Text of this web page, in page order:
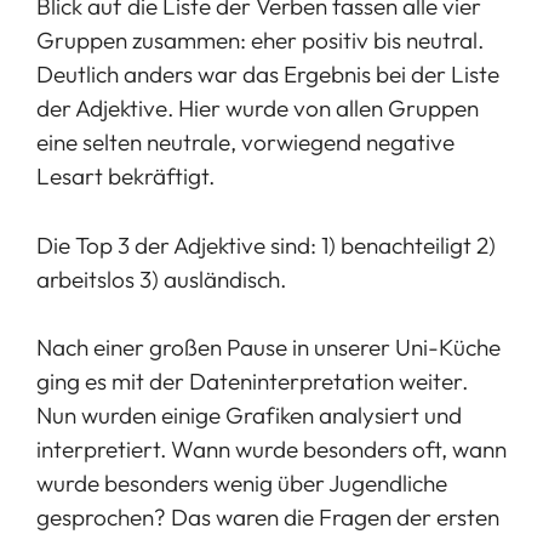
Blick auf die Liste der Verben fassen alle vier
Gruppen zusammen: eher positiv bis neutral.
Deutlich anders war das Ergebnis bei der Liste
der Adjektive. Hier wurde von allen Gruppen
eine selten neutrale, vorwiegend negative
Lesart bekräftigt.
Die Top 3 der Adjektive sind: 1) benachteiligt 2)
arbeitslos 3) ausländisch.
Nach einer großen Pause in unserer Uni-Küche
ging es mit der Dateninterpretation weiter.
Nun wurden einige Grafiken analysiert und
interpretiert. Wann wurde besonders oft, wann
wurde besonders wenig über Jugendliche
gesprochen? Das waren die Fragen der ersten